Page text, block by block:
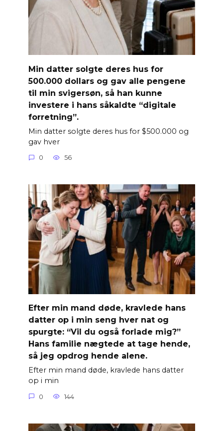
Min datter solgte deres hus for
500.000 dollars og gav alle pengene
til min svigersøn, så han kunne
investere i hans såkaldte “digitale
forretning”.
Min datter solgte deres hus for $500.000 og
gav hver
0 56
Efter min mand døde, kravlede hans
datter op i min seng hver nat og
spurgte: “Vil du også forlade mig?”
Hans familie nægtede at tage hende,
så jeg opdrog hende alene.
Efter min mand døde, kravlede hans datter
op i min
0 144